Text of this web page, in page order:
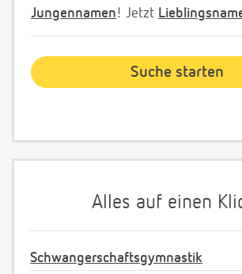
Jungennamen! Jetzt
Alles auf einen
Schwangerschaftsgymnastik